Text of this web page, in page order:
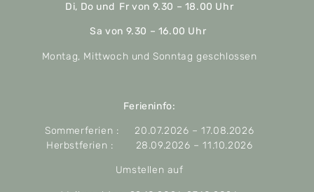
Di, Do und Fr von 9.30 – 18.00 Uhr
Sa von 9.30 – 16.00 Uhr
Montag, Mittwoch und Sonntag geschlossen
Ferieninfo:
Sommerferien : 20.07.2026 – 17.08.2026
Herbstferien : 28.09.2026 – 11.10.2026
Umstellen auf